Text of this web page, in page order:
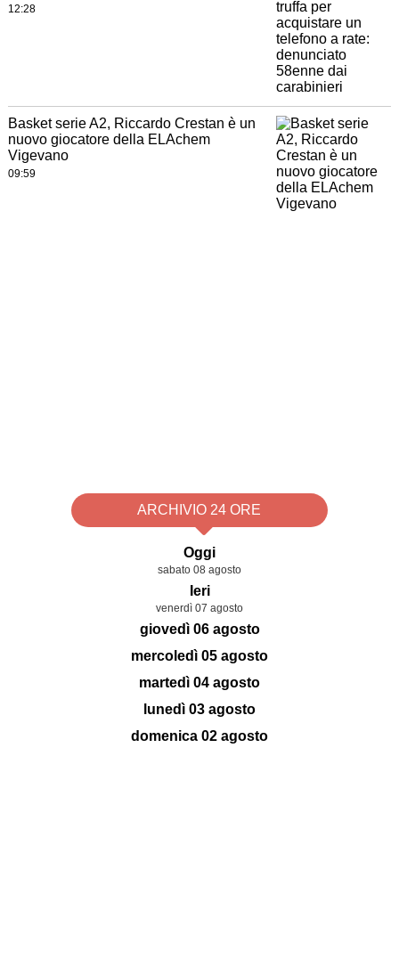
12:28
Basket serie A2, Riccardo Crestan è un
nuovo giocatore della ELAchem
Vigevano
09:59
ARCHIVIO 24 ORE
Oggi
sabato 08 agosto
Ieri
venerdì 07 agosto
giovedì 06 agosto
mercoledì 05 agosto
martedì 04 agosto
lunedì 03 agosto
domenica 02 agosto